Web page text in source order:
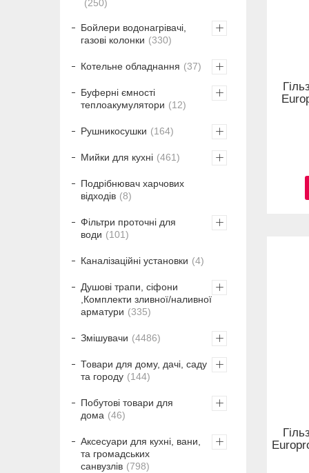
250
Бойлери водонагрівачі,
газові колонки
330
Котельне обладнання 37
Буферні ємності
теплоакумулятори
12
Рушникосушки 164
Мийки для кухні 461
Подрібнювач харчових
відходів
8
Фільтри проточні для
води
101
Каналізаційні установки 4
Душові трапи, сіфони
,Комплекти зливної/наливної
арматури
335
Змішувачи 4486
Товари для дому, дачі, саду
та городу
144
Побутові товари для
дома
46
Аксесуари для кухні, вани,
та громадських
санвузлів
798